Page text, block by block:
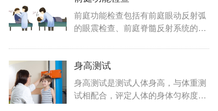
前庭功能检查包括有前庭眼动反射弧
的眼震检查、前庭脊髓反射系统的平
身高测试
身高测试是测试人体身高，与体重测
试相配合，评定人体的身体匀称度，